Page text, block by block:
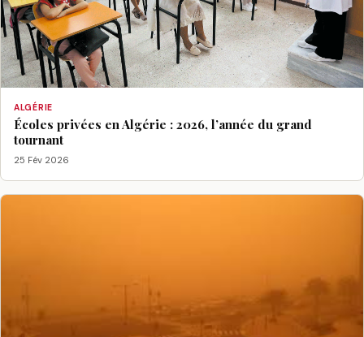
ALGÉRIE
Écoles privées en Algérie : 2026, l’année du grand
tournant
25 Fév 2026